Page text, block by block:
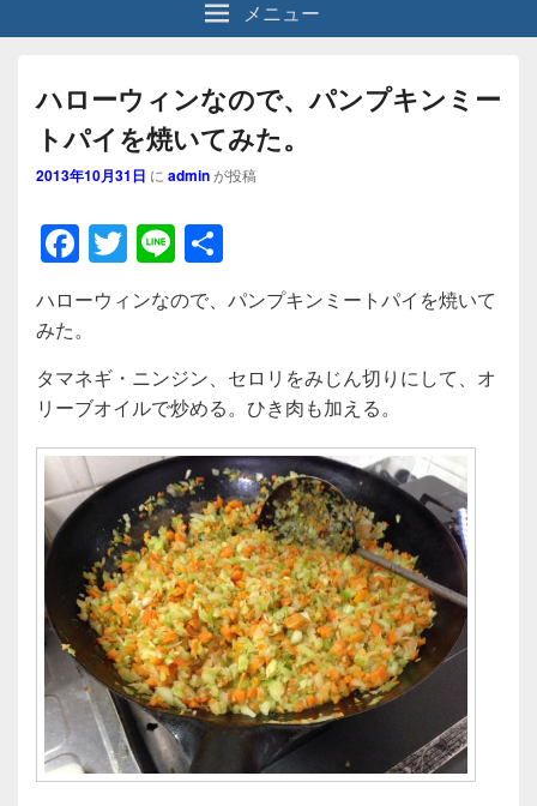
メニュー
ハローウィンなので、パンプキンミー
トパイを焼いてみた。
2013年10月31日 に adminが投稿
F
a
c
e
b
o
o
k
T
wi
tt
er
Li
n
e
有
ハローウィンなので、パンプキンミートパイを焼いて
みた。
タマネギ・ニンジン、セロリをみじん切りにして、オ
リーブオイルで炒める。ひき肉も加える。